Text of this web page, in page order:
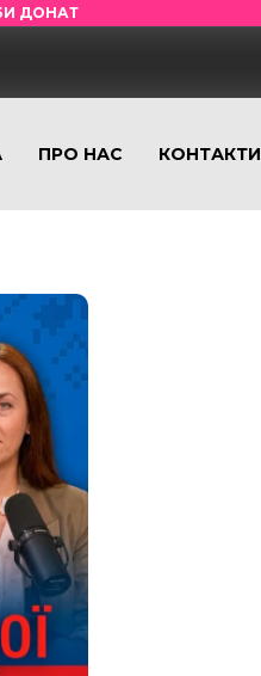
ДОНАТ
ПРО НАС КОНТАКТИ